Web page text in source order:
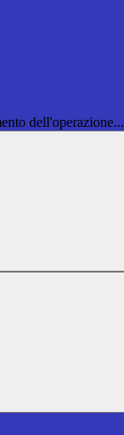
dell'operazione...